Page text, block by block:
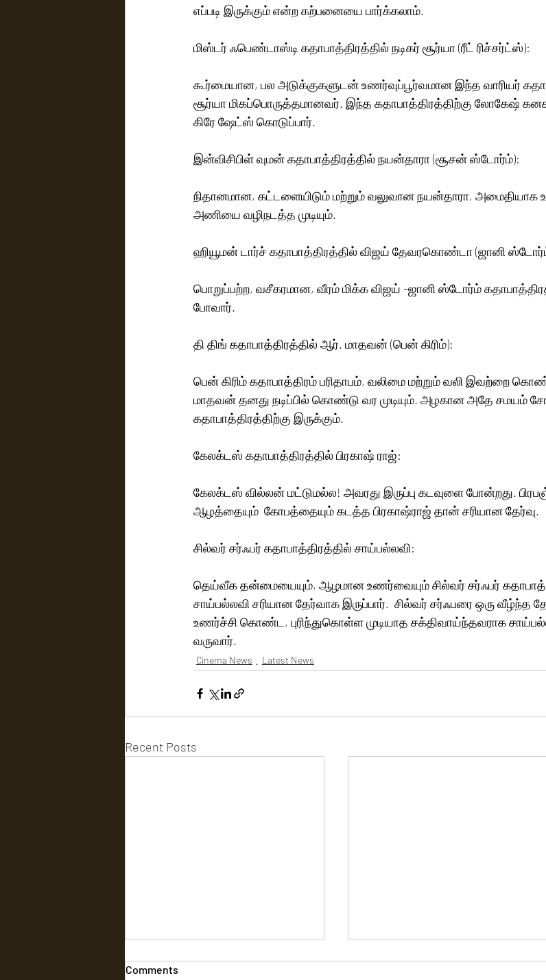
எப்படி இருக்கும் என்ற கற்பனையை பார்க்கலாம்.
மிஸ்டர் ஃபெண்டாஸ்டி கதாபாத்திரத்தில் நடிகர் சூர்யா (ரீட் ரிச்சர்ட்ஸ்):
கூர்மையான, பல அடுக்குகளுடன் உணர்வுப்பூர்வமான இந்த வாரியர்
சூர்யா மிகப்பொருத்தமானவர். இந்த கதாபாத்திரத்திற்கு லோகேஷ்
கிரே ஷேட்ஸ் கொடுப்பார்.
இன்விசிபிள் வுமன் கதாபாத்திரத்தில் நயன்தாரா (சூசன் ஸ்டோர்ம்):
நிதானமான, கட்டளையிடும் மற்றும் வலுவான நயன்தாரா, அமைதியாக
அணியை வழிநடத்த முடியும்.
ஹியூமன் டார்ச் கதாபாத்திரத்தில் விஜய் தேவரகொண்டா (ஜானி
பொறுப்பற்ற, வசீகரமான, வீரம் மிக்க விஜய் -ஜானி ஸ்டோர்ம்
போவார்.
தி திங் கதாபாத்திரத்தில் ஆர். மாதவன் (பென் கிரிம்):
பென் கிரிம் கதாபாத்திரம் பரிதாபம், வலிமை மற்றும் வலி இவற்றை
மாதவன் தனது நடிப்பில் கொண்டு வர முடியும். அழகான அதே சமயம்
கதாபாத்திரத்திற்கு இருக்கும்.
கேலக்டஸ் கதாபாத்திரத்தில் பிரகாஷ் ராஜ்:
கேலக்டஸ் வில்லன் மட்டுமல்ல! அவரது இருப்பு கடவுளை போன்றது.
ஆழத்தையும்  கோபத்தையும் கடத்த பிரகாஷ்ராஜ் தான் சரியான தேர்வு.
சில்வர் சர்ஃபர் கதாபாத்திரத்தில் சாய்பல்லவி:
தெய்வீக தன்மையையும், ஆழமான உணர்வையும் சில்வர் சர்ஃபர்
சாய்பல்லவி சரியான தேர்வாக இருப்பார்.  சில்வர் சர்ஃபரை ஒரு
உணர்ச்சி கொண்ட, புரிந்துகொள்ள முடியாத சக்திவாய்ந்தவராக
வருவார்.
Cinema News Latest News
Recent Posts
Comments